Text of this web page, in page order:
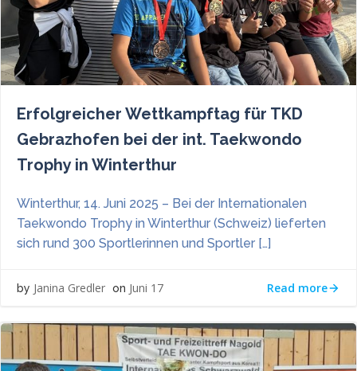
Erfolgreicher Wettkampftag für TKD
Gebrazhofen bei der int. Taekwondo
Trophy in Winterthur
Winterthur, 14. Juni 2025 – Bei der Internationalen
Taekwondo Trophy in Winterthur (Schweiz) lieferten
sich rund 300 Sportlerinnen und Sportler […]
by Janina Gredler on Juni 17 Read more